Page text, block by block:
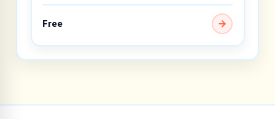
Free